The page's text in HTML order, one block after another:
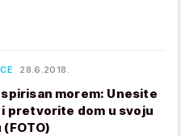
28.6.2018.
morem: Unesite
pretvorite dom u svoju